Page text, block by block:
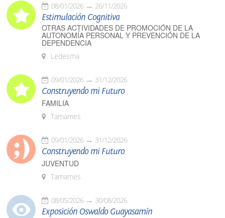
08/01/2026 26/11/2026
Estimulación Cognitiva
OTRAS ACTIVIDADES DE PROMOCIÓN DE LA
AUTONOMÍA PERSONAL Y PREVENCIÓN DE LA
DEPENDENCIA
Ledesma
09/01/2026 31/12/2026
Construyendo mi Futuro
FAMILIA
Tamames
09/01/2026 31/12/2026
Construyendo mi Futuro
JUVENTUD
Tamames
08/05/2026 30/08/2026
Exposición Oswaldo Guayasamín